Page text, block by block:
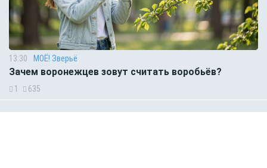
13:30 МОЁ! Зверьё
Зачем воронежцев зовут считать воробьёв?
1 635